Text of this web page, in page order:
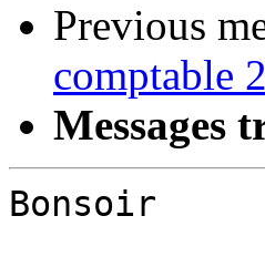
Previous
comptable
Messages
Bonsoir